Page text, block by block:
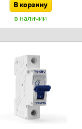
В корзину
в наличии